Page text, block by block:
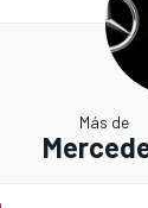
Más de